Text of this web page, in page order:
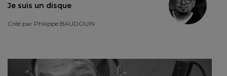
Je suis un disque
Créé par Philippe BAUDOUIN